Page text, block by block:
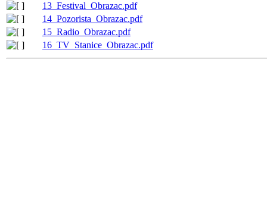
13_Festival_Obrazac.pdf
14_Pozorista_Obrazac.pdf
15_Radio_Obrazac.pdf
16_TV_Stanice_Obrazac.pdf